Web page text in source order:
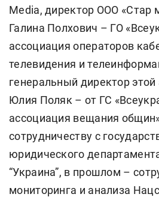
Media, директор ООО «Стар
Галина Полхович – ГО
ассоциация операторов
телевидения и
генеральный директор этой
Юлия Поляк – от ГС
ассоциация вещания
сотрудничеству с
юридического
“Украина”, в прошлом –
мониторинга и анализа